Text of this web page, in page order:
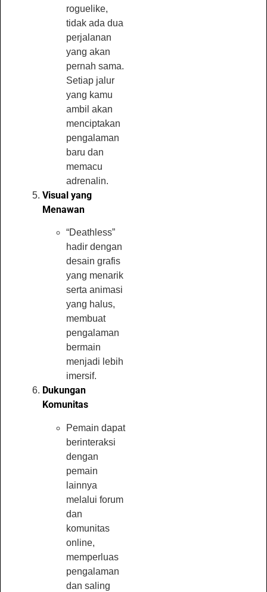
roguelike,
tidak ada dua
perjalanan
yang akan
pernah sama.
Setiap jalur
yang kamu
ambil akan
menciptakan
pengalaman
baru dan
memacu
adrenalin.
Visual yang
Menawan
“Deathless”
hadir dengan
desain grafis
yang menarik
serta animasi
yang halus,
membuat
pengalaman
bermain
menjadi lebih
imersif.
Dukungan
Komunitas
Pemain dapat
berinteraksi
dengan
pemain
lainnya
melalui forum
dan
komunitas
online,
memperluas
pengalaman
dan saling